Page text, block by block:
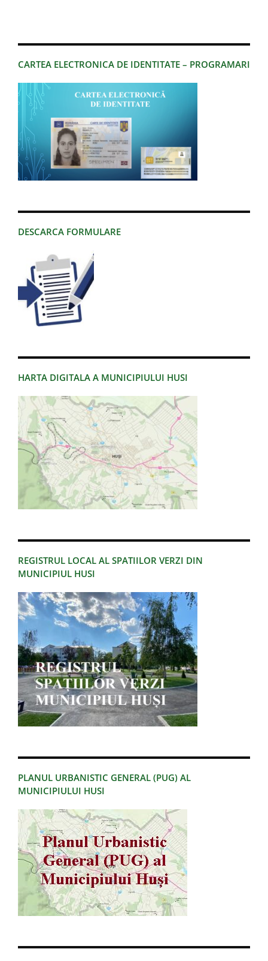
CARTEA ELECTRONICA DE IDENTITATE – PROGRAMARI
DESCARCA FORMULARE
HARTA DIGITALA A MUNICIPIULUI HUSI
REGISTRUL LOCAL AL SPATIILOR VERZI DIN
MUNICIPIUL HUSI
PLANUL URBANISTIC GENERAL (PUG) AL
MUNICIPIULUI HUSI